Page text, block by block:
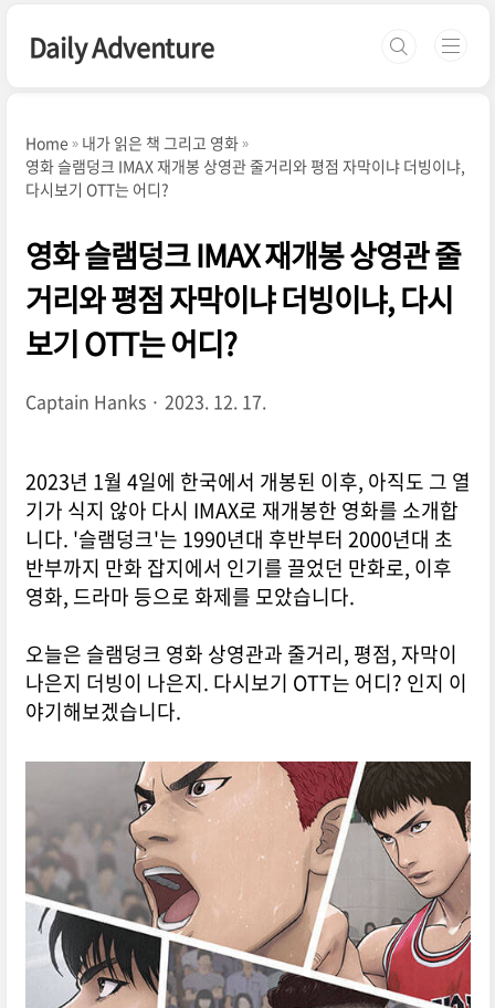
Daily Adventure
Home
내가 읽은 책 그리고 영화
영화 슬램덩크 IMAX 재개봉 상영관 줄거리와 평점 자막이냐 더빙이냐,
다시보기 OTT는 어디?
영화 슬램덩크 IMAX 재개봉 상영관 줄
거리와 평점 자막이냐 더빙이냐, 다시
보기 OTT는 어디?
Captain Hanks 2023. 12. 17.
2023년 1월 4일에 한국에서 개봉된 이후, 아직도 그 열
기가 식지 않아 다시 IMAX로 재개봉한 영화를 소개합
니다. '슬램덩크'는 1990년대 후반부터 2000년대 초
반부까지 만화 잡지에서 인기를 끌었던 만화로, 이후
영화, 드라마 등으로 화제를 모았습니다.
오늘은 슬램덩크 영화 상영관과 줄거리, 평점, 자막이
나은지 더빙이 나은지. 다시보기 OTT는 어디? 인지 이
야기해보겠습니다.